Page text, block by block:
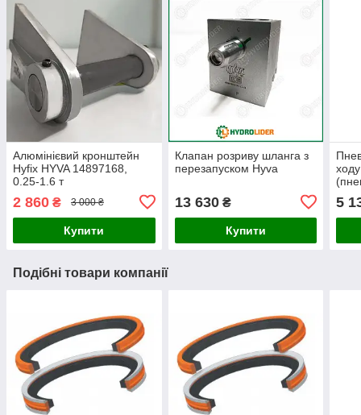
Алюмінієвий кронштейн
Hyfix HYVA 14897168,
0.25-1.6 т
2 860 ₴ 3 000 ₴
Купити
Клапан розриву шланга з
перезапуском Hyva
13 630₴
Купити
5
Подібні товари компанії